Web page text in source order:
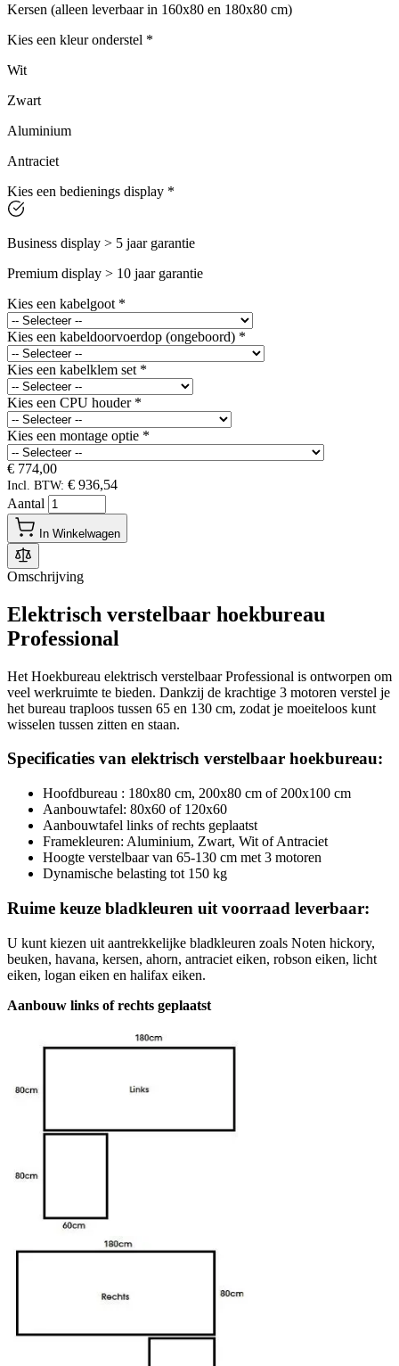
Kersen (alleen leverbaar in 160x80 en 180x80 cm)
Kies een kleur onderstel *
Wit
Zwart
Aluminium
Antraciet
Kies een bedienings display *
Business display > 5 jaar garantie
Premium display > 10 jaar garantie
Kies een kabelgoot *
Kies een kabeldoorvoerdop (ongeboord) *
Kies een kabelklem set *
Kies een CPU houder *
Kies een montage optie *
€ 774,00
Incl. BTW: € 936,54
Aantal
In Winkelwagen
Omschrijving
Elektrisch verstelbaar hoekbureau
Professional
Het Hoekbureau elektrisch verstelbaar Professional is ontworpen om
veel werkruimte te bieden. Dankzij de krachtige 3 motoren verstel je
het bureau traploos tussen 65 en 130 cm, zodat je moeiteloos kunt
wisselen tussen zitten en staan.
Specificaties van elektrisch verstelbaar hoekbureau:
Hoofdbureau : 180x80 cm, 200x80 cm of 200x100 cm
Aanbouwtafel: 80x60 of 120x60
Aanbouwtafel links of rechts geplaatst
Framekleuren: Aluminium, Zwart, Wit of Antraciet
Hoogte verstelbaar van 65-130 cm met 3 motoren
Dynamische belasting tot 150 kg
Ruime keuze bladkleuren uit voorraad leverbaar:
U kunt kiezen uit aantrekkelijke bladkleuren zoals Noten hickory,
beuken, havana, kersen, ahorn, antraciet eiken, robson eiken, licht
eiken, logan eiken en halifax eiken.
Aanbouw links of rechts geplaatst